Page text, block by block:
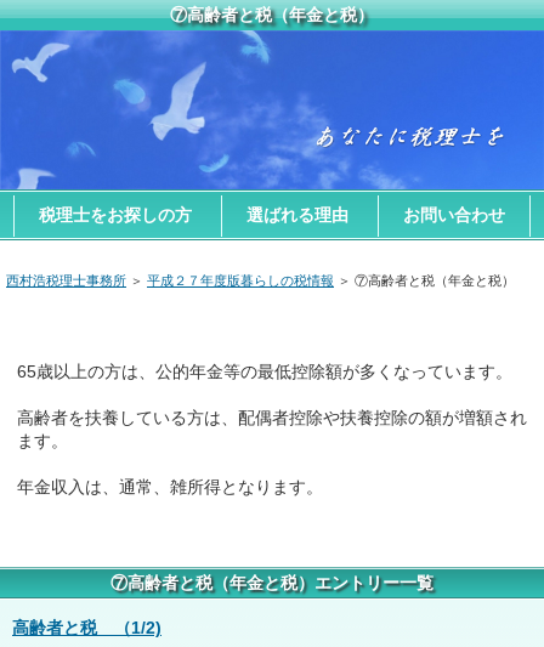
⑦高齢者と税（年金と税）
税理士をお探しの方 選ばれる理由 お問い合わせ
西村浩税理士事務所 ＞ 平成２７年度版暮らしの税情報 ＞ ⑦高齢者と税（年金と税）
65歳以上の方は、公的年金等の最低控除額が多くなっています。
高齢者を扶養している方は、配偶者控除や扶養控除の額が増額され
ます。
年金収入は、通常、雑所得となります。
⑦高齢者と税（年金と税）エントリー一覧
高齢者と税 （1/2)